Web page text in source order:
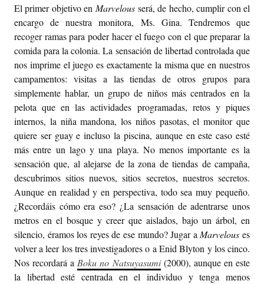
El primer objetivo en Marvelous será, de hecho, cumplir con el
encargo de nuestra monitora, Ms. Gina. Tendremos que
recoger ramas para poder hacer el fuego con el que preparar la
comida para la colonia. La sensación de libertad controlada que
nos imprime el juego es exactamente la misma que en nuestros
campamentos: visitas a las tiendas de otros grupos para
simplemente hablar, un grupo de niños más centrados en la
pelota que en las actividades programadas, retos y piques
internos, la niña mandona, los niños pasotas, el monitor que
quiere ser guay e incluso la piscina, aunque en este caso esté
más entre un lago y una playa. No menos importante es la
sensación que, al alejarse de la zona de tiendas de campaña,
descubrimos sitios nuevos, sitios secretos, nuestros secretos.
Aunque en realidad y en perspectiva, todo sea muy pequeño.
¿Recordáis cómo era eso? ¿La sensación de adentrarse unos
metros en el bosque y creer que aislados, bajo un árbol, en
silencio, éramos los reyes de ese mundo? Jugar a Marvelouses
volver a leer los tres investigadores o a Enid Blyton y los cinco.
Nos recordará a Boku no Natsuyasumi(2000), aunque en este
la libertad esté centrada en el individuo y tenga menos